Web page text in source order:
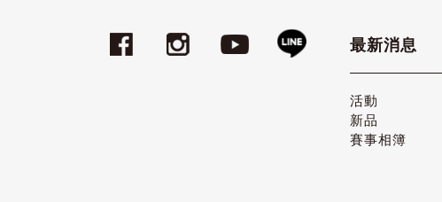
最新消息
活動
新品
賽事相簿